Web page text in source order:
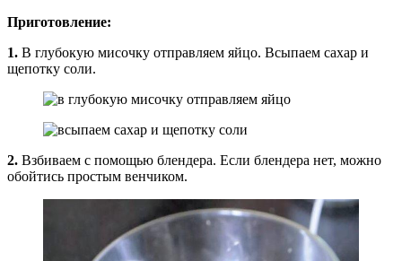
Приготовление:
1. В глубокую мисочку отправляем яйцо. Всыпаем сахар и
щепотку соли.
2. Взбиваем с помощью блендера. Если блендера нет, можно
обойтись простым венчиком.